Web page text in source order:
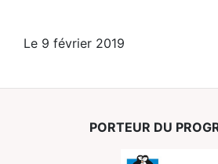
Le 9 février 2019
PORTEUR DU